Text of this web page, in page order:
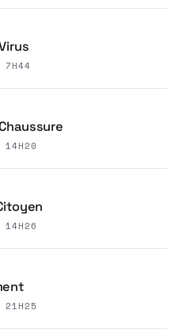
7H44
21H25